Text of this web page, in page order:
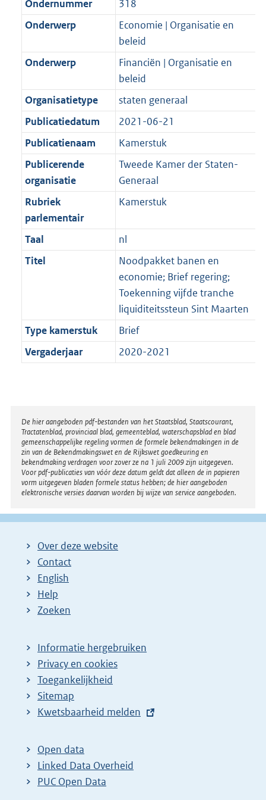
Ondernummer
318
Onderwerp
Economie | Organisatie en
beleid
Onderwerp
Financiën | Organisatie en
beleid
Organisatietype
staten generaal
Publicatiedatum
2021-06-21
Publicatienaam
Kamerstuk
Publicerende
organisatie
Tweede Kamer der Staten-
Generaal
Rubriek
parlementair
Kamerstuk
Taal
nl
Titel
Noodpakket banen en
economie; Brief regering;
Toekenning vijfde tranche
liquiditeitssteun Sint Maarten
Type kamerstuk
Brief
Vergaderjaar
2020-2021
Disclaimer
De hier aangeboden pdf-bestanden van het Staatsblad, Staatscourant,
Tractatenblad, provinciaal blad, gemeenteblad, waterschapsblad en blad
gemeenschappelijke regeling vormen de formele bekendmakingen in de
zin van de Bekendmakingswet en de Rijkswet goedkeuring en
bekendmaking verdragen voor zover ze na 1 juli 2009 zijn uitgegeven.
Voor pdf-publicaties van vóór deze datum geldt dat alleen de in papieren
vorm uitgegeven bladen formele status hebben; de hier aangeboden
elektronische versies daarvan worden bij wijze van service aangeboden.
Over deze website
Contact
English
Help
Zoeken
Informatie hergebruiken
Privacy en cookies
Toegankelijkheid
Sitemap
E
t
e
r
Kwetsbaarheid melden
Open data
Linked Data Overheid
PUC Open Data